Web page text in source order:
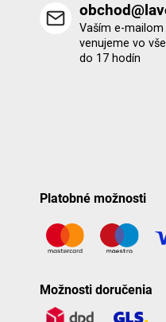
Vaším e-mailom
venujeme vo
do 17 hodín
Platobné možnosti
Možnosti doručenia